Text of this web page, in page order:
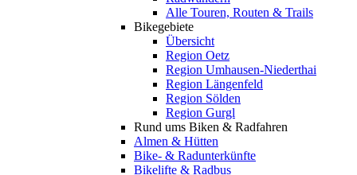
Alle Touren, Routen & Trails
Bikegebiete
Übersicht
Region Oetz
Region Umhausen-Niederthai
Region Längenfeld
Region Sölden
Region Gurgl
Rund ums Biken & Radfahren
Almen & Hütten
Bike- & Radunterkünfte
Bikelifte & Radbus